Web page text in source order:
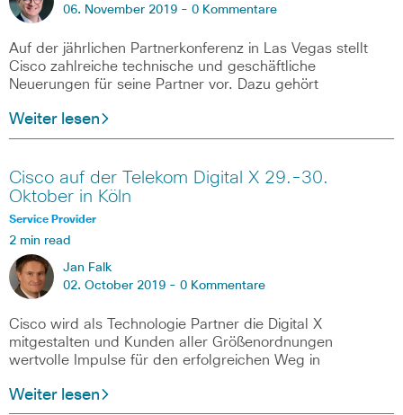
06. November 2019 - 0 Kommentare
Auf der jährlichen Partnerkonferenz in Las Vegas stellt
Cisco zahlreiche technische und geschäftliche
Neuerungen für seine Partner vor. Dazu gehört
Weiter lesen
Cisco auf der Telekom Digital X 29.-30.
Oktober in Köln
Service Provider
2 min read
Jan Falk
02. October 2019 - 0 Kommentare
Cisco wird als Technologie Partner die Digital X
mitgestalten und Kunden aller Größenordnungen
wertvolle Impulse für den erfolgreichen Weg in
Weiter lesen